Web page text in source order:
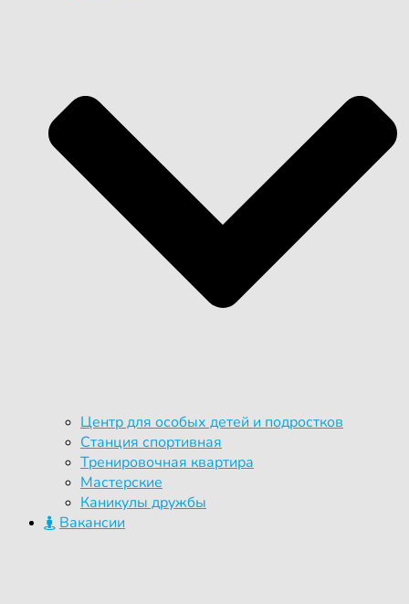
Центр для особых детей и подростков
Станция спортивная
Тренировочная квартира
Мастерские
Каникулы дружбы
Вакансии